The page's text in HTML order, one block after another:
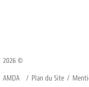
2026 ©
AMDA
Plan du Site